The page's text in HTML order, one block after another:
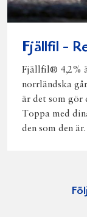
Fjällfil -
Fjällfil® 4,2%
norrländska
är det som gör
Toppa med
den som den är.